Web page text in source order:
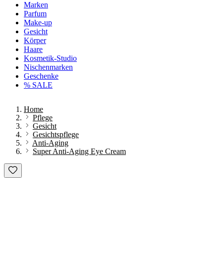
Marken
Parfum
Make-up
Gesicht
Körper
Haare
Kosmetik-Studio
Nischenmarken
Geschenke
% SALE
Home
Pflege
Gesicht
Gesichtspflege
Anti-Aging
Super Anti-Aging Eye Cream